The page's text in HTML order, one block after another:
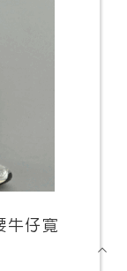
牛仔寬